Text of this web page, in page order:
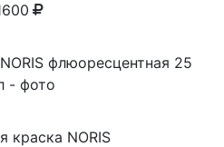
краска NORIS